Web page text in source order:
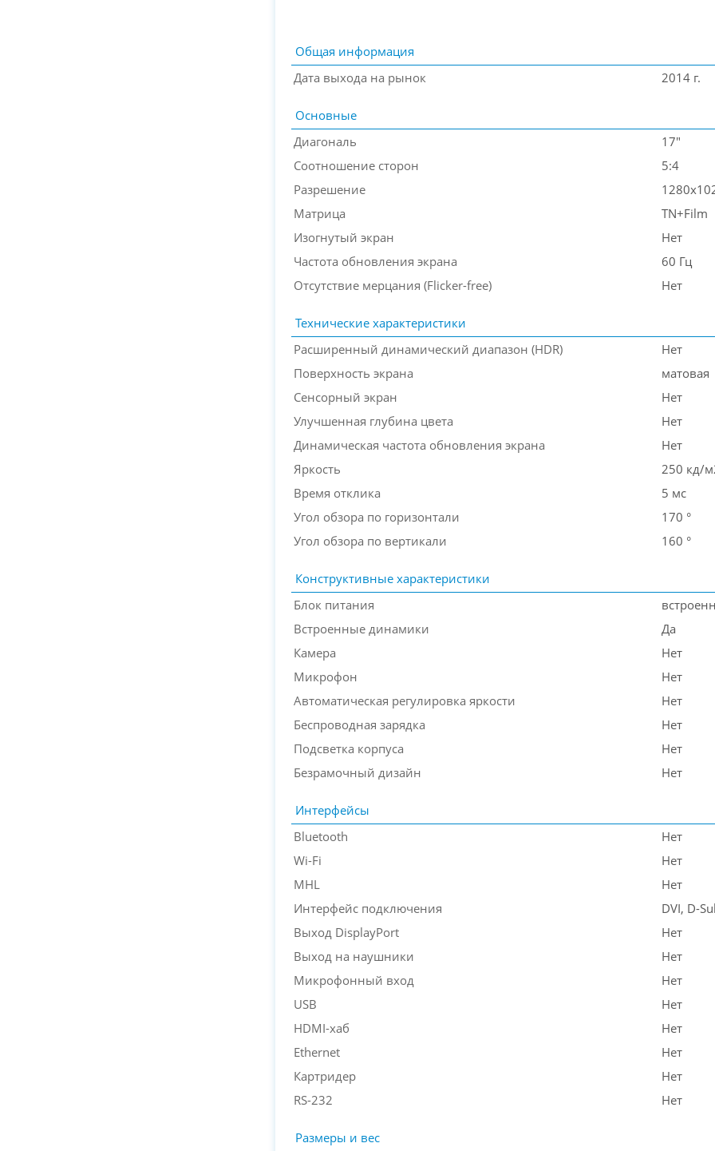
Общая информация
Дата выхода на рынок
2014 г.
Основные
Диагональ
17"
Соотношение сторон
5:4
Разрешение
Матрица
TN+Film
Изогнутый экран
Нет
Частота обновления экрана
60 Гц
Отсутствие мерцания (Flicker-free)
Нет
Технические характеристики
Расширенный динамический диапазон (HDR)
Нет
Поверхность экрана
матовая
Сенсорный экран
Нет
Улучшенная глубина цвета
Нет
Динамическая частота обновления экрана
Нет
Яркость
250 кд/
Время отклика
5 мс
Угол обзора по горизонтали
170 °
Угол обзора по вертикали
160 °
Конструктивные характеристики
Блок питания
Встроенные динамики
Да
Камера
Нет
Микрофон
Нет
Автоматическая регулировка яркости
Нет
Беспроводная зарядка
Нет
Подсветка корпуса
Нет
Безрамочный дизайн
Нет
Интерфейсы
Bluetooth
Нет
Wi-Fi
Нет
MHL
Нет
Интерфейс подключения
DVI, D-
Выход DisplayPort
Нет
Выход на наушники
Нет
Микрофонный вход
Нет
USB
Нет
HDMI-хаб
Нет
Ethernet
Нет
Картридер
Нет
RS-232
Нет
Размеры и вес